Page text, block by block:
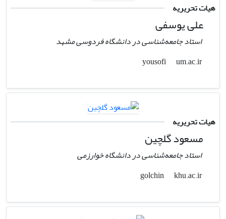
هیات تحریریه
علی یوسفی
استاد جامعه‌شناسی در دانشگاه فردوسی مشهد
yousofi
um.ac.ir
هیات تحریریه
مسعود گلچین
استاد جامعه‌شناسی در دانشگاه خوارزمی
golchin
khu.ac.ir